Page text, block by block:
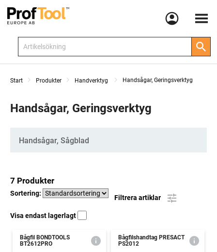
Meny
Start Produkter Handverktyg Handsågar, Geringsverktyg
Handsågar, Geringsverktyg
Kategorier
Handsågar, Sågblad
7 Produkter
Sortering:
Filtrera artiklar
Visa endast lagerlagt
Bågfil BONDTOOLS
BT2612PRO
Bågfilshandtag PRESACT
PS2012